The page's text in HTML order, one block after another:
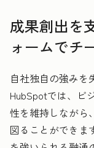
成果創出を
ォームでチ
自社独自の強みを
HubSpotでは、ビ
性を維持しながら
図ることができま